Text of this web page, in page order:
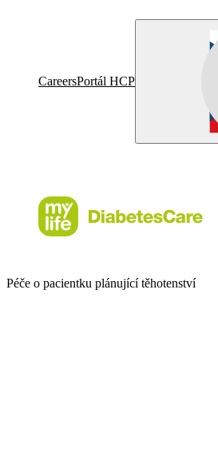
CareersPortál HCP
Péče o pacientku plánující těhotenství